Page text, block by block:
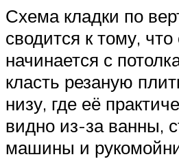
Схема кладки по
сводится к тому, что
начинается с
класть резаную
низу, где её
видно из-за ванны,
машины и